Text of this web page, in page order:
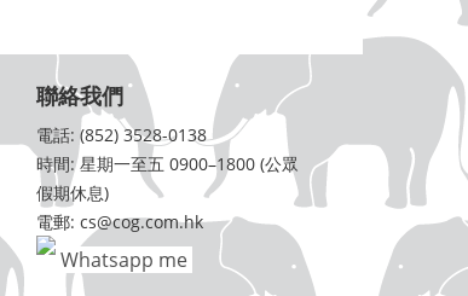
聯絡我們
電話: (852) 3528-0138
時間: 星期一至五 0900–1800 (公眾
假期休息)
電郵: cs@cog.com.hk
Whatsapp me